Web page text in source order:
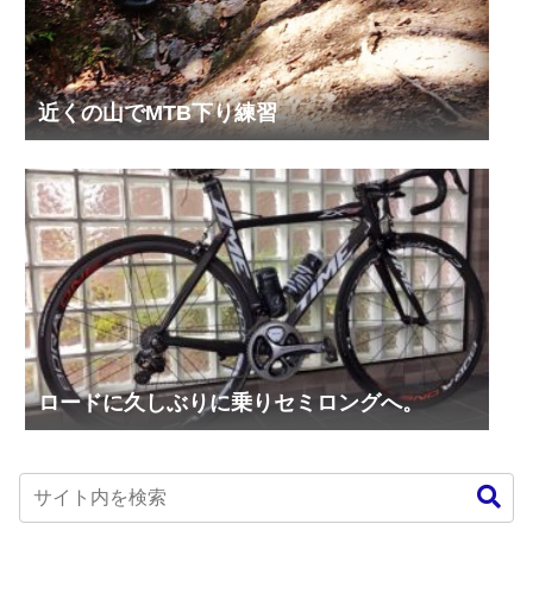
近くの山でMTB下り練習
ロードに久しぶりに乗りセミロングへ。